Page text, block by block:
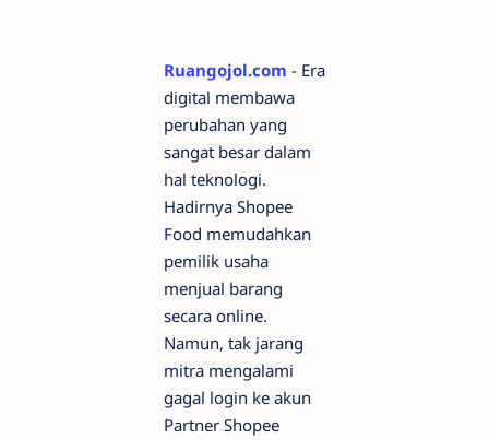
Ruangojol.com - Era
digital membawa
perubahan yang
sangat besar dalam
hal teknologi.
Hadirnya Shopee
Food memudahkan
pemilik usaha
menjual barang
secara online.
Namun, tak jarang
mitra mengalami
gagal login ke akun
Partner Shopee